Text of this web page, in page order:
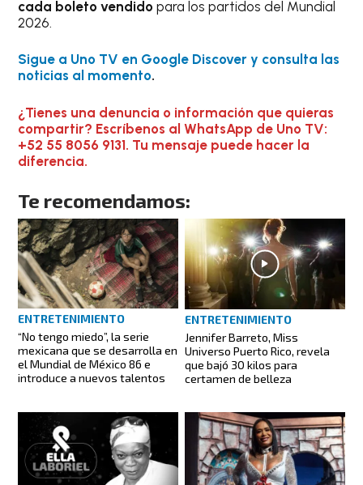
cada boleto vendido para los partidos del Mundial
2026.
Sigue a Uno TV en Google Discover y consulta las
noticias al momento.
¿Tienes una denuncia o información que quieras
compartir? Escríbenos al WhatsApp de Uno TV:
+52 55 8056 9131. Tu mensaje puede hacer la
diferencia.
Te recomendamos:
ENTRETENIMIENTO
“No tengo miedo”, la serie
mexicana que se desarrolla en
el Mundial de México 86 e
introduce a nuevos talentos
ENTRETENIMIENTO
Jennifer Barreto, Miss
Universo Puerto Rico, revela
que bajó 30 kilos para
certamen de belleza